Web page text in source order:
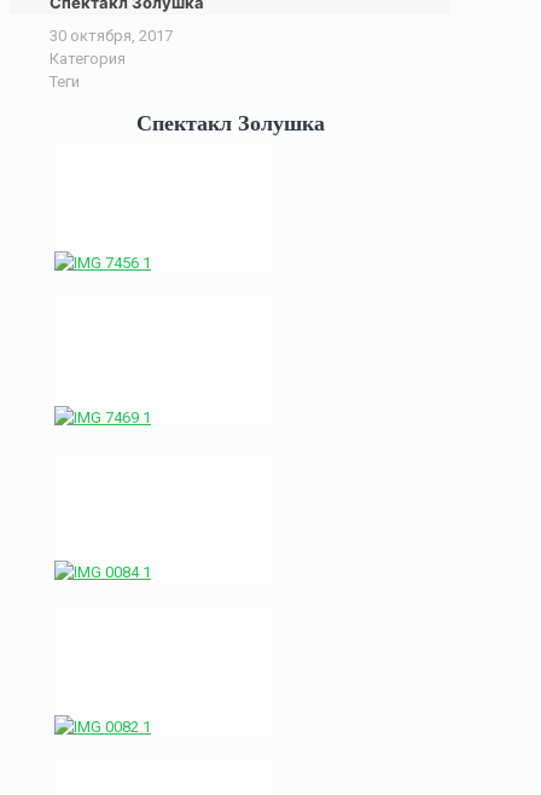
30 октября, 2017
Категория
Теги
Спектакл Золушка